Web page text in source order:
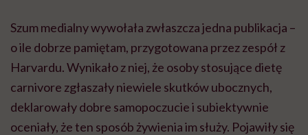
Szum medialny wywołała zwłaszcza jedna publikacja –
o ile dobrze pamiętam, przygotowana przez zespół z
Harvardu. Wynikało z niej, że osoby stosujące dietę
carnivore zgłaszały niewiele skutków ubocznych,
deklarowały dobre samopoczucie i subiektywnie
oceniały, że ten sposób żywienia im służy. Pojawiły się